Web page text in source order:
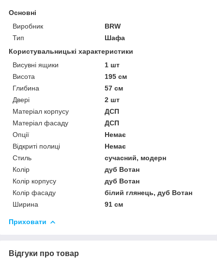
Основні
Виробник
BRW
Тип
Шафа
Користувальницькі характеристики
Висувні ящики
1 шт
Висота
195 см
Глибина
57 см
Двері
2 шт
Матеріал корпусу
ДСП
Матеріал фасаду
ДСП
Опції
Немає
Відкриті полиці
Немає
Стиль
сучасний, модерн
Колір
дуб Вотан
Колір корпусу
дуб Вотан
Колір фасаду
білий глянець, дуб Вотан
Ширина
91 см
Приховати
Відгуки про товар